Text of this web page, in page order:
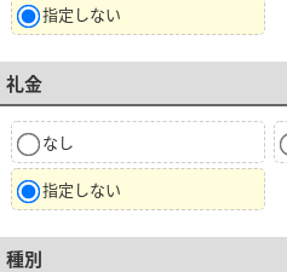
指定しない
礼金
なし
指定しない
種別